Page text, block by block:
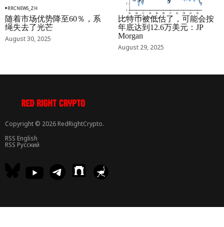
RRCNEWS_ZH
随着市场优势降至60％，系
绳失去了光芒
August 30, 2025
RRCNEWS_ZH
比特币被低估了，可能会按
年底达到12.6万美元：JP
Morgan
August 29, 2025
Copyright © 2026 RedRightCrypto.
RSS English
RSS Русский